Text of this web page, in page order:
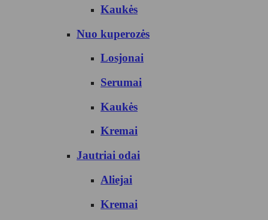
Kaukės
Nuo kuperozės
Losjonai
Serumai
Kaukės
Kremai
Jautriai odai
Aliejai
Kremai